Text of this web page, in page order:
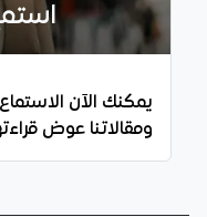
يمكنك الآن الاستماع
ومقالاتنا عوض